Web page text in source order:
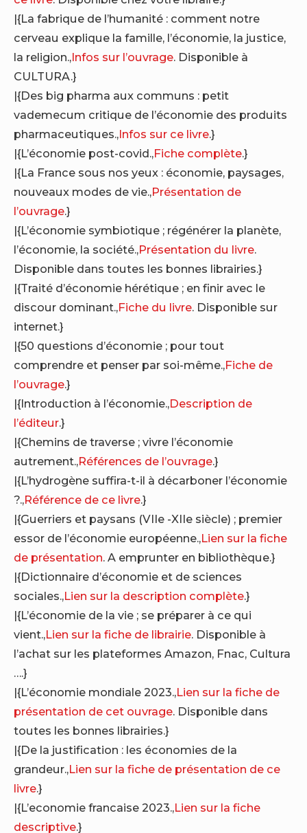
|{La fabrique de l’humanité : comment notre
cerveau explique la famille, l’économie, la justice,
la religion.,Infos sur l’ouvrage. Disponible à
CULTURA.}
|{Des big pharma aux communs : petit
vademecum critique de l’économie des produits
pharmaceutiques.,Infos sur ce livre.}
|{L’économie post-covid.,Fiche complète.}
|{La France sous nos yeux : économie, paysages,
nouveaux modes de vie.,Présentation de
l’ouvrage.}
|{L’économie symbiotique ; régénérer la planète,
l’économie, la société.,Présentation du livre.
Disponible dans toutes les bonnes librairies.}
|{Traité d’économie hérétique ; en finir avec le
discour dominant.,Fiche du livre. Disponible sur
internet.}
|{50 questions d’économie ; pour tout
comprendre et penser par soi-même.,Fiche de
l’ouvrage.}
|{Introduction à l’économie.,Description de
l’éditeur.}
|{Chemins de traverse ; vivre l’économie
autrement.,Références de l’ouvrage.}
|{L’hydrogène suffira-t-il à décarboner l’économie
?.,Référence de ce livre.}
|{Guerriers et paysans (VIIe -XIIe siècle) ; premier
essor de l’économie européenne.,Lien sur la fiche
de présentation. A emprunter en bibliothèque.}
|{Dictionnaire d’économie et de sciences
sociales.,Lien sur la description complète.}
|{L’économie de la vie ; se préparer à ce qui
vient.,Lien sur la fiche de librairie. Disponible à
l’achat sur les plateformes Amazon, Fnac, Cultura
….}
|{L’économie mondiale 2023.,Lien sur la fiche de
présentation de cet ouvrage. Disponible dans
toutes les bonnes librairies.}
|{De la justification : les économies de la
grandeur.,Lien sur la fiche de présentation de ce
livre.}
|{L’economie francaise 2023.,Lien sur la fiche
descriptive.}